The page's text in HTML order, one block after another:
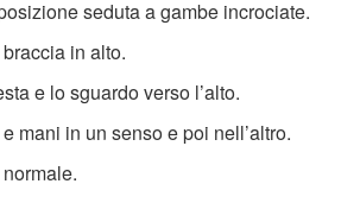
seduta a gambe incrociate.
in alto.
e lo sguardo verso l’alto.
mani in un senso e poi nell’altro.